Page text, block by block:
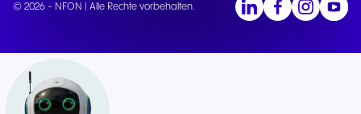
© 2026 - NFON | Alle Rechte vorbehalten.